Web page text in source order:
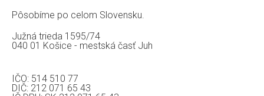
Pôsobíme po celom Slovensku.
Južná trieda 1595/74
040 01 Košice - mestská časť Juh
IČO: 514 510 77
DIČ: 212 071 65 43